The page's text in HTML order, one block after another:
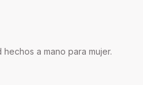
a mano para mujer.